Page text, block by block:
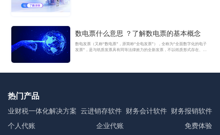
数电票什么意思 ？了解数电票的基本概念
数电发票（又称“数电票”，原简称“全电发票”），全称为“全面数字化的电子
发票”，是与纸质发票具有同等法律效力的全新发票，不以纸质形式存在、不
热门产品
业财税一体化解决方案 云进销存软件 财务会计软件 财务报销软件
个人代账
企业代账 免费体验